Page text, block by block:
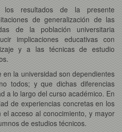
resultados de la presente
de generalización de las
de la población universitaria
implicaciones educativas con
y a las técnicas de estudio
la universidad son dependientes
todos; y que dichas diferencias
a lo largo del curso académico. En
de experiencias concretas en los
acceso al conocimiento, y mayor
de estudios técnicos.